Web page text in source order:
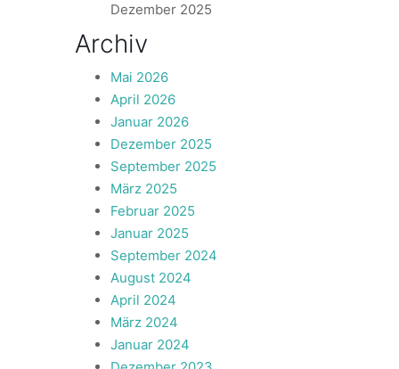
Dezember 2025
Archiv
Mai 2026
April 2026
Januar 2026
Dezember 2025
September 2025
März 2025
Februar 2025
Januar 2025
September 2024
August 2024
April 2024
März 2024
Januar 2024